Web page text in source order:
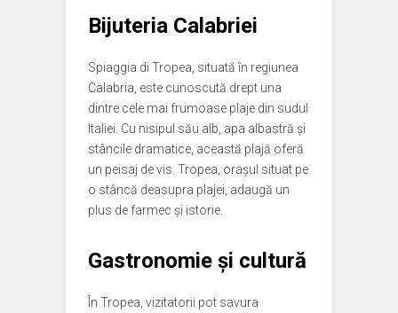
Bijuteria Calabriei
Spiaggia di Tropea, situată în regiunea
Calabria, este cunoscută drept una
dintre cele mai frumoase plaje din sudul
Italiei. Cu nisipul său alb, apa albastră și
stâncile dramatice, această plajă oferă
un peisaj de vis. Tropea, orașul situat pe
o stâncă deasupra plajei, adaugă un
plus de farmec și istorie.
Gastronomie și cultură
În Tropea, vizitatorii pot savura